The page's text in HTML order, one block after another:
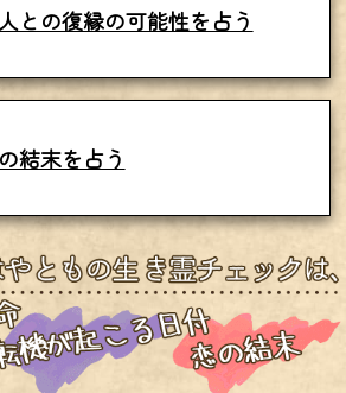
との復縁の可能性を占う
結末を占う